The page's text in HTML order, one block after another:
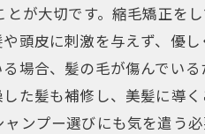
が大切です。縮毛矯正を
頭皮に刺激を与えず、優
場合、髪の毛が傷んでい
た髪も補修し、美髪に導
ンプー選びにも気を遣う